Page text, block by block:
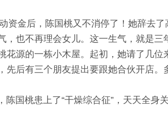
金后，陈国桃又不消停了！她辞去了
，也不再理会女儿。这一生气，就是三
花源的一栋小木屋。起初，她请了几
先后有三个朋友提出要跟她合伙开店
国桃患上了“干燥综合征”，天天全身